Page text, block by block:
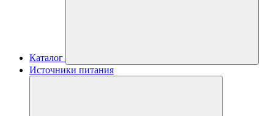
Каталог
Источники питания